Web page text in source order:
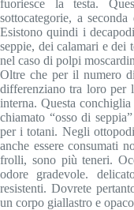
fuoriesce la testa.
sottocategorie, a
Esistono quindi i
seppie, dei calamari e dei
nel caso di polpi
Oltre che per il numero
differenziano tra loro per
interna. Questa
chiamato “osso di
per i totani. Negli
anche essere consumati
frolli, sono più teneri.
odore gradevole.
resistenti. Dovrete
un corpo giallastro e